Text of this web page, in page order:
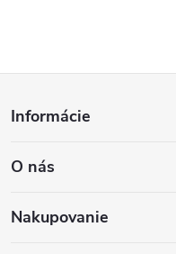
p
ä
Informácie
O nás
Nakupovanie